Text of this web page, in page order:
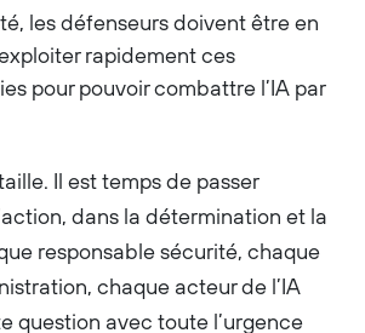
les défenseurs doivent être en
rapidement ces
pour pouvoir combattre l’IA par
Il est temps de passer
dans la détermination et la
responsable sécurité, chaque
chaque acteur de l’IA
question avec toute l’urgence